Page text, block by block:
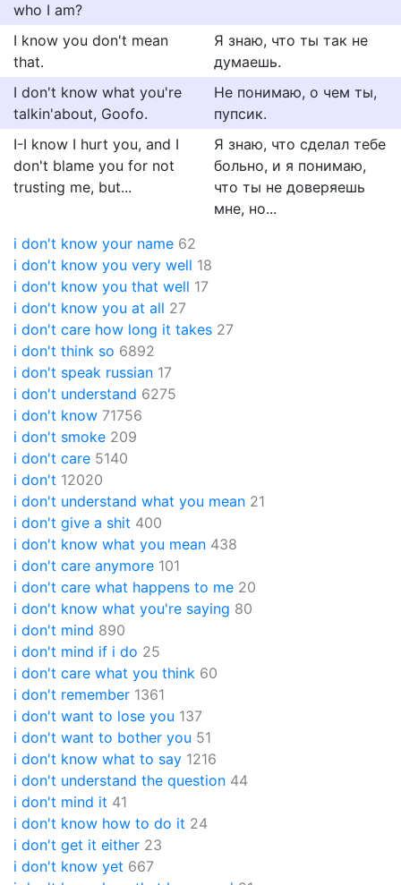
who I am?
I know you don't mean
that.
Я знаю, что ты так не
думаешь.
I don't know what you're
talkin'about, Goofo.
Не понимаю, о чем ты,
пупсик.
I-I know I hurt you, and I
don't blame you for not
trusting me, but...
Я знаю, что сделал тебе
больно, и я понимаю,
что ты не доверяешь
мне, но...
i don't know your name 62
i don't know you very well 18
i don't know you that well 17
i don't know you at all 27
i don't care how long it takes 27
i don't think so 6892
i don't speak russian 17
i don't understand 6275
i don't know 71756
i don't smoke 209
i don't care 5140
i don't 12020
i don't understand what you mean 21
i don't give a shit 400
i don't know what you mean 438
i don't care anymore 101
i don't care what happens to me 20
i don't know what you're saying 80
i don't mind 890
i don't mind if i do 25
i don't care what you think 60
i don't remember 1361
i don't want to lose you 137
i don't want to bother you 51
i don't know what to say 1216
i don't understand the question 44
i don't mind it 41
i don't know how to do it 24
i don't get it either 23
i don't know yet 667